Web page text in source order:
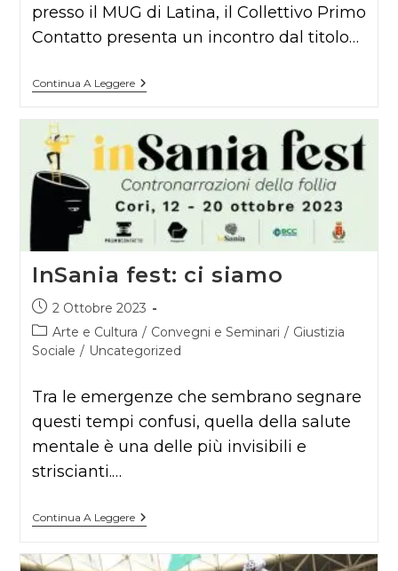
presso il MUG di Latina, il Collettivo Primo
Contatto presenta un incontro dal titolo…
Continua A LeggereTre
Volte
InSania fest: ci siamo
Articolo
pubblicato:
2 Ottobre 2023
Categoria
dell'articolo:
Arte e Cultura / Convegni e Seminari / Giustizia
Sociale / Uncategorized
Tra le emergenze che sembrano segnare
questi tempi confusi, quella della salute
mentale è una delle più invisibili e
striscianti.…
Continua A LeggereInSania
Siamo